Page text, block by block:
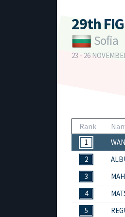
29th
Sofia
23 - 26
Rank
1
2
3
4
5